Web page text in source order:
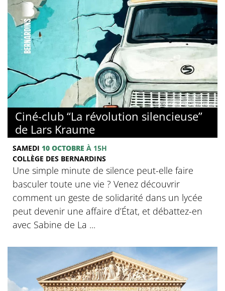
© Collège des Bernardins
Ciné-club “La révolution silencieuse”
de Lars Kraume
SAMEDI 10 OCTOBRE À 15H
COLLÈGE DES BERNARDINS
Une simple minute de silence peut-elle faire
basculer toute une vie ? Venez découvrir
comment un geste de solidarité dans un lycée
peut devenir une affaire d’État, et débattez-en
avec Sabine de La ...